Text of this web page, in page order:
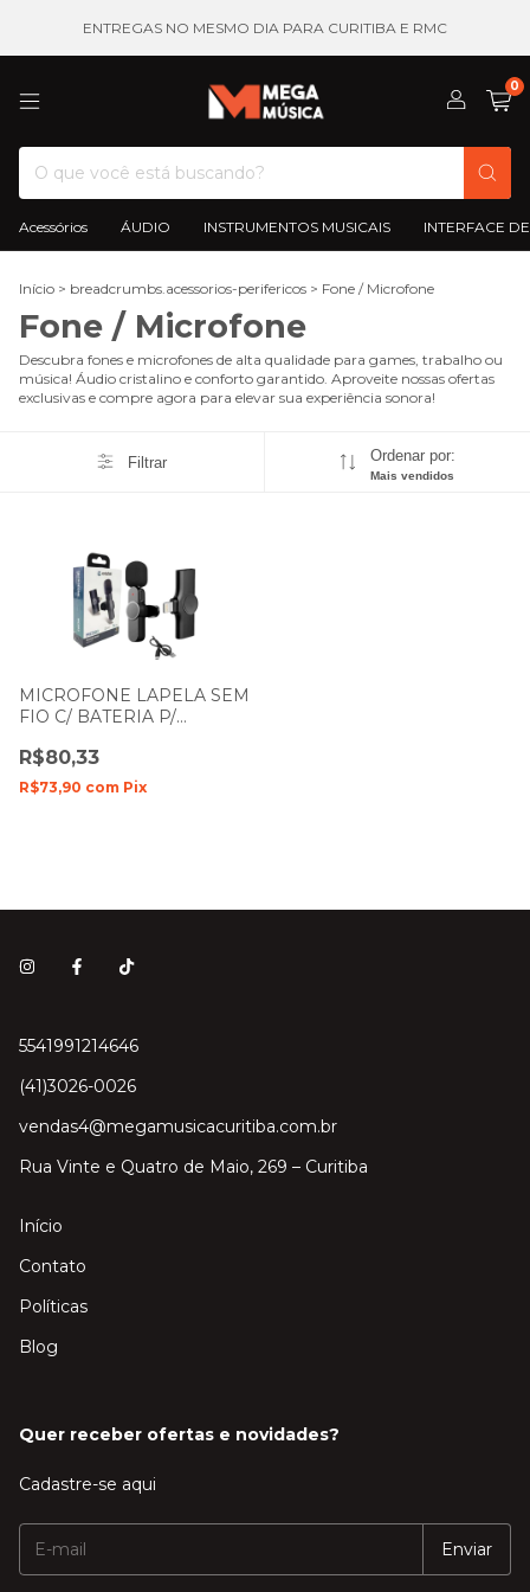
ENTREGAS NO MESMO DIA PARA CURITIBA E RMC
0
Acessórios ÁUDIO INSTRUMENTOS MUSICAIS INTERFACE
Início > breadcrumbs.acessorios-perifericos > Fone / Microfone
Fone / Microfone
Descubra fones e microfones de alta qualidade para games, trabalho ou
música! Áudio cristalino e conforto garantido. Aproveite nossas ofertas
exclusivas e compre agora para elevar sua experiência sonora!
Filtrar Ordenar por:
Mais vendidos
MICROFONE LAPELA SEM
FIO C/ BATERIA P/
LIGHTNING ONISTEK
MC802
R$80,33
R$73,90 com Pix
5541991214646
(41)3026-0026
vendas4@megamusicacuritiba.com.br
Rua Vinte e Quatro de Maio, 269 – Curitiba
Início
Contato
Políticas
Blog
Quer receber ofertas e novidades?
Cadastre-se aqui